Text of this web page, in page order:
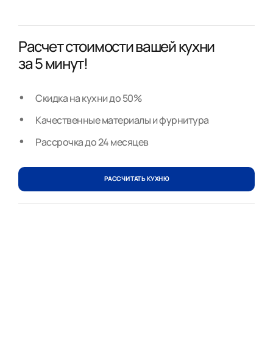
Расчет стоимости вашей кухни
за 5 минут!
Скидка на кухни до 50%
Качественные материалы и фурнитура
Рассрочка до 24 месяцев
РАССЧИТАТЬ КУХНЮ